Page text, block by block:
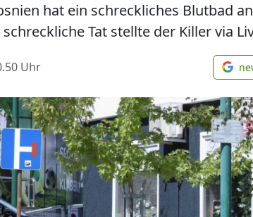
hat ein schreckliches Blutbad
Tat stellte der Killer via
Uhr